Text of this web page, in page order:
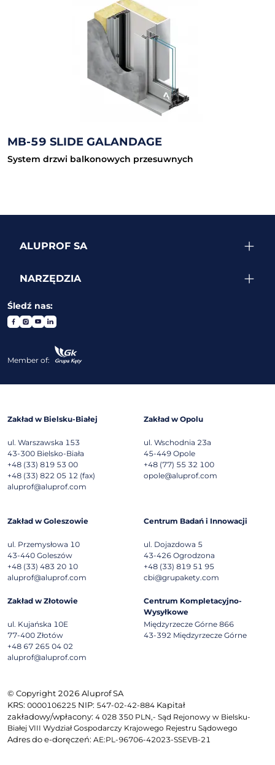
MB-59 SLIDE GALANDAGE
System drzwi balkonowych przesuwnych
ALUPROF SA
NARZĘDZIA
Śledź nas:
Member of:
Zakład w Bielsku-Białej
ul. Warszawska 153
43-300 Bielsko-Biała
+48 (33) 819 53 00
+48 (33) 822 05 12 (fax)
aluprof@aluprof.com
Zakład w Opolu
ul. Wschodnia 23a
45-449 Opole
+48 (77) 55 32 100
opole@aluprof.com
Zakład w Goleszowie
ul. Przemysłowa 10
43-440 Goleszów
+48 (33) 483 20 10
aluprof@aluprof.com
Centrum Badań i Innowacji
ul. Dojazdowa 5
43-426 Ogrodzona
+48 (33) 819 51 95
cbi@grupakety.com
Zakład w Złotowie
ul. Kujańska 10E
77-400 Złotów
+48 67 265 04 02
aluprof@aluprof.com
Centrum Kompletacyjno-
Wysyłkowe
Międzyrzecze Górne 866
43-392 Międzyrzecze Górne
© Copyright 2026 Aluprof SA
KRS: 0000106225 NIP: 547-02-42-884 Kapitał
zakładowy/wpłacony: 4 028 350 PLN,- Sąd Rejonowy w Bielsku-
Białej VIII Wydział Gospodarczy Krajowego Rejestru Sądowego
Adres do e-doręczeń: AE:PL-96706-42023-SSEVB-21